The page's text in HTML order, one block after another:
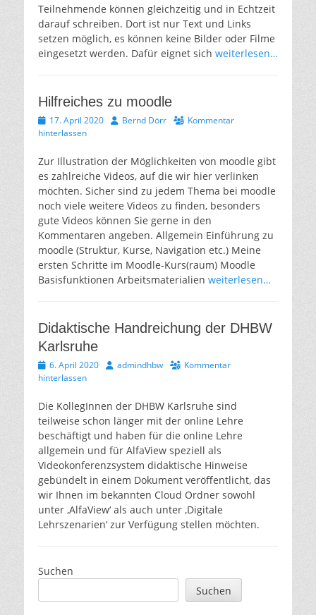
Teilnehmende können gleichzeitig und in Echtzeit
darauf schreiben. Dort ist nur Text und Links
setzen möglich, es können keine Bilder oder Filme
eingesetzt werden. Dafür eignet sich weiterlesen…
Hilfreiches zu moodle
Veröffentlicht
am
17. April 2020 AutorBernd Dörr
Kommentar
hinterlassen
Zur Illustration der Möglichkeiten von moodle gibt
es zahlreiche Videos, auf die wir hier verlinken
möchten. Sicher sind zu jedem Thema bei moodle
noch viele weitere Videos zu finden, besonders
gute Videos können Sie gerne in den
Kommentaren angeben. Allgemein Einführung zu
moodle (Struktur, Kurse, Navigation etc.) Meine
ersten Schritte im Moodle-Kurs(raum) Moodle
Basisfunktionen Arbeitsmaterialien weiterlesen…
Didaktische Handreichung der DHBW
Karlsruhe
Veröffentlicht
am
6. April 2020 Autoradmindhbw
Kommentar
hinterlassen
Die KollegInnen der DHBW Karlsruhe sind
teilweise schon länger mit der online Lehre
beschäftigt und haben für die online Lehre
allgemein und für AlfaView speziell als
Videokonferenzsystem didaktische Hinweise
gebündelt in einem Dokument veröffentlicht, das
wir Ihnen im bekannten Cloud Ordner sowohl
unter ‚AlfaView‘ als auch unter ‚Digitale
Lehrszenarien‘ zur Verfügung stellen möchten.
Suchen
Suchen